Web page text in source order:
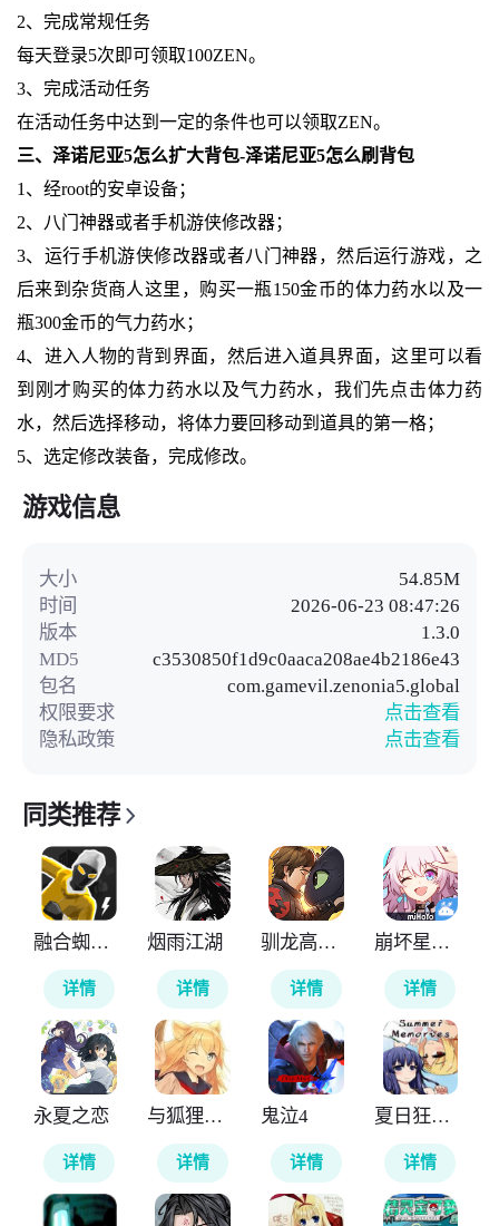
2、完成常规任务
每天登录5次即可领取100ZEN。
3、完成活动任务
在活动任务中达到一定的条件也可以领取ZEN。
三、泽诺尼亚5怎么扩大背包-泽诺尼亚5怎么刷背包
1、经root的安卓设备；
2、八门神器或者手机游侠修改器；
3、运行手机游侠修改器或者八门神器，然后运行游戏，之
后来到杂货商人这里，购买一瓶150金币的体力药水以及一
瓶300金币的气力药水；
4、进入人物的背到界面，然后进入道具界面，这里可以看
到刚才购买的体力药水以及气力药水，我们先点击体力药
水，然后选择移动，将体力要回移动到道具的第一格；
5、选定修改装备，完成修改。
游戏信息
大小
54.85M
时间
2026-06-23 08:47:26
版本
1.3.0
MD5
c3530850f1d9c0aaca208ae4b2186e43
包名
com.gamevil.zenonia5.global
权限要求
点击查看
隐私政策
点击查看
同类推荐
融合蜘蛛侠
详情
烟雨江湖
详情
驯龙高手旅程
详情
崩坏星穹铁道云游戏
详情
永夏之恋
详情
与狐狸的日常
详情
鬼泣4
详情
夏日狂想曲
详情